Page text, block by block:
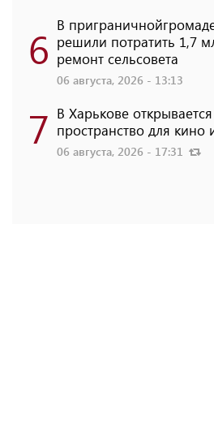
6 В
решили потратить 1,7
ремонт сельсовета
06 августа, 2026 - 13:13
7 В Харькове
пространство для кино
06 августа, 2026 - 17:31